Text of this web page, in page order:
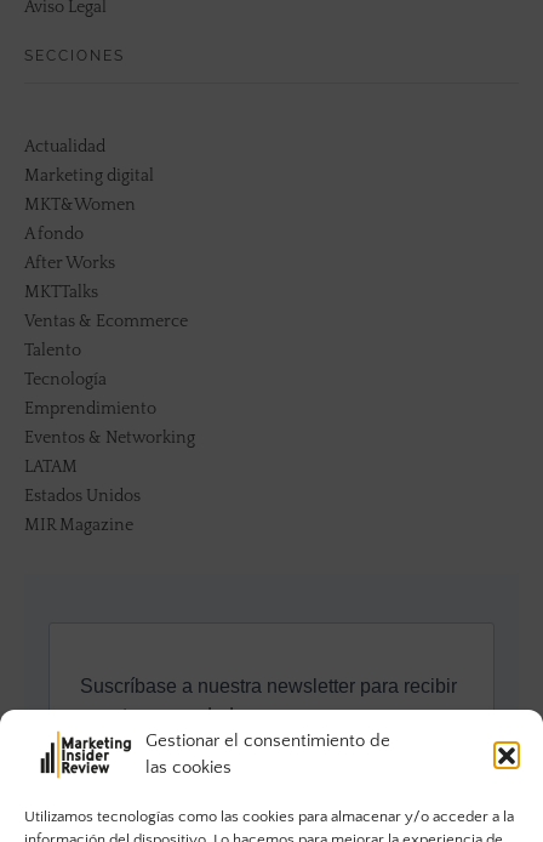
Gestionar el consentimiento de
las cookies
Utilizamos tecnologías como las cookies para almacenar y/o acceder a la
Aviso Legal
SECCIONES
Actualidad
Marketing digital
MKT&Women
A fondo
After Works
MKTTalks
Ventas & Ecommerce
Talento
Tecnología
Emprendimiento
Eventos & Networking
LATAM
Estados Unidos
MIR Magazine